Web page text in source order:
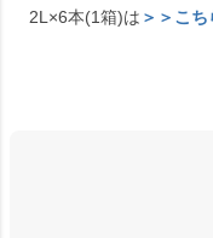
2L×6本(1箱)は ＞＞こち